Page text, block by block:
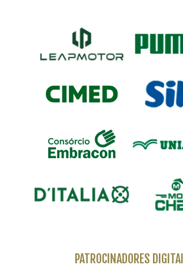
PATROCINADORES